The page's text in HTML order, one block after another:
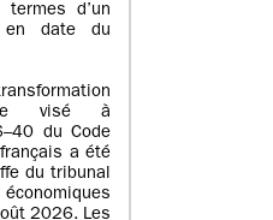
termes d’un
en date du
visé à
du Code
a été
du tribunal
2026. Les